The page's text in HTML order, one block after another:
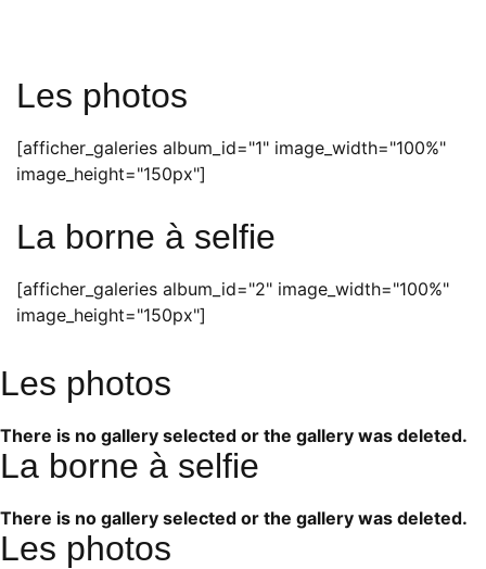
Les photos
[afficher_galeries album_id="1" image_width="100%"
image_height="150px"]
La borne à selfie
[afficher_galeries album_id="2" image_width="100%"
image_height="150px"]
Les photos
There is no gallery selected or the gallery was deleted.
La borne à selfie
There is no gallery selected or the gallery was deleted.
Les photos